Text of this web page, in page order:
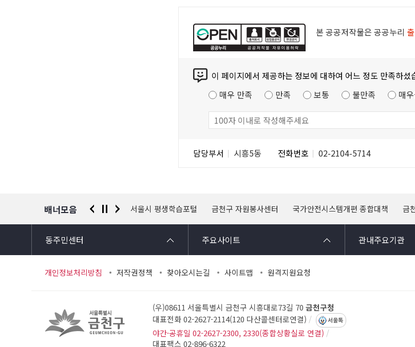
본 공공저작물은 공공누리
이 페이지에서 제공하는 정보에 대하여 어느 정도 만족하셨
매우 만족
만족 보통 불만족 매
담당부서 시흥5동 전화번호 02-2104-5714
배너모음
경찰청 유실물 통합포털 서울시 평생학습포털 금천구 자원봉사센터 국가안전시스템개편 종합대책 금
동주민센터 주요사이트 관내주요기관
개인정보처리방침 저작권정책 찾아오시는길 사이트맵 원격지원요청
(우)08611 서울특별시 금천구 시흥대로73길 70 금천구청
대표전화 02-2627-2114(120 다산콜센터로연결) 서울톡
야간·공휴일 02-2627-2300, 2330(종합상황실로 연결)
대표팩스 02-896-6322